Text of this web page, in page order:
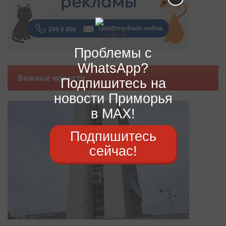
Важные новости
Проблемы с
WhatsApp?
Подпишитесь на
новости Приморья
в MAX!
Подпишитесь
сейчас!